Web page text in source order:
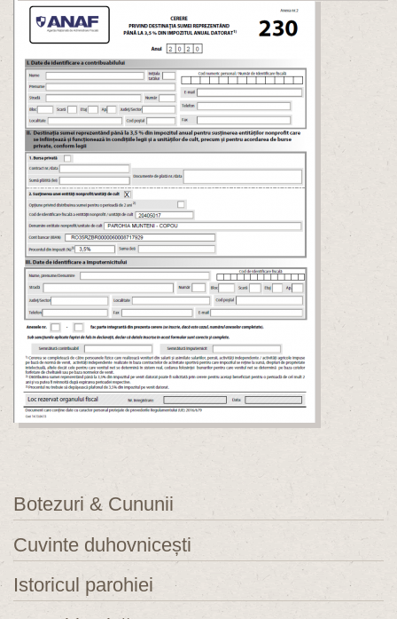
Botezuri & Cununii
Cuvinte duhovnicești
Istoricul parohiei